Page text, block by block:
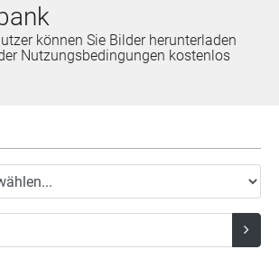
können Sie Bilder herunterladen
Nutzungsbedingungen kostenlos